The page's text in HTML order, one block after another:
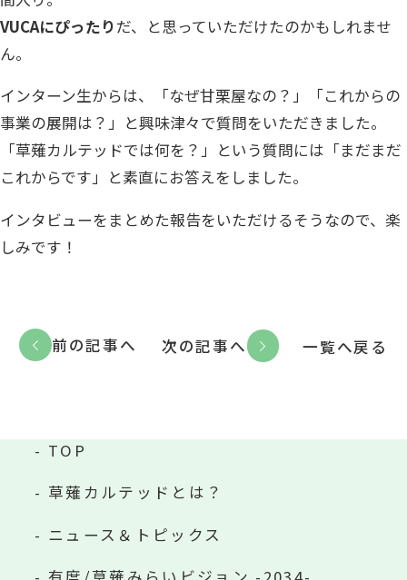
VUCAにぴったりだ、と思っていただけたのかもしれませ
ん。
インターン生からは、「なぜ甘栗屋なの？」「これからの
事業の展開は？」と興味津々で質問をいただきました。
「草薙カルテッドでは何を？」という質問には「まだまだ
これからです」と素直にお答えをしました。
インタビューをまとめた報告をいただけるそうなので、楽
しみです！
前の記事へ 一覧へ戻る
次の記事へ
TOP
草薙カルテッドとは？
ニュース＆トピックス